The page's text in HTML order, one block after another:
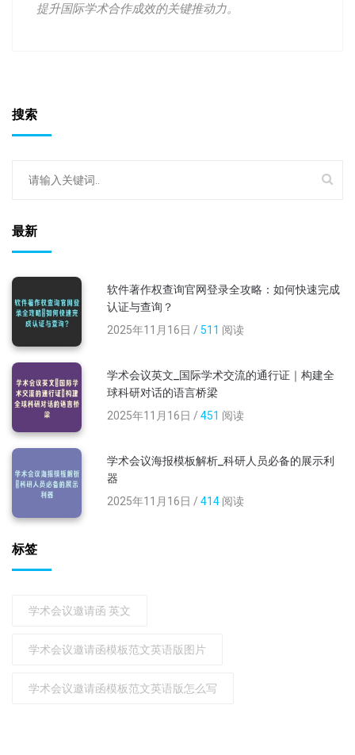
提升国际学术合作成效的关键推动力。
搜索
最新
软件著作权查询官网登录全攻略：如何快速完成
认证与查询？
2025年11月16日 / 511 阅读
学术会议英文_国际学术交流的通行证｜构建全
球科研对话的语言桥梁
2025年11月16日 / 451 阅读
学术会议海报模板解析_科研人员必备的展示利
器
2025年11月16日 / 414 阅读
标签
学术会议邀请函 英文
学术会议邀请函模板范文英语版图片
学术会议邀请函模板范文英语版怎么写